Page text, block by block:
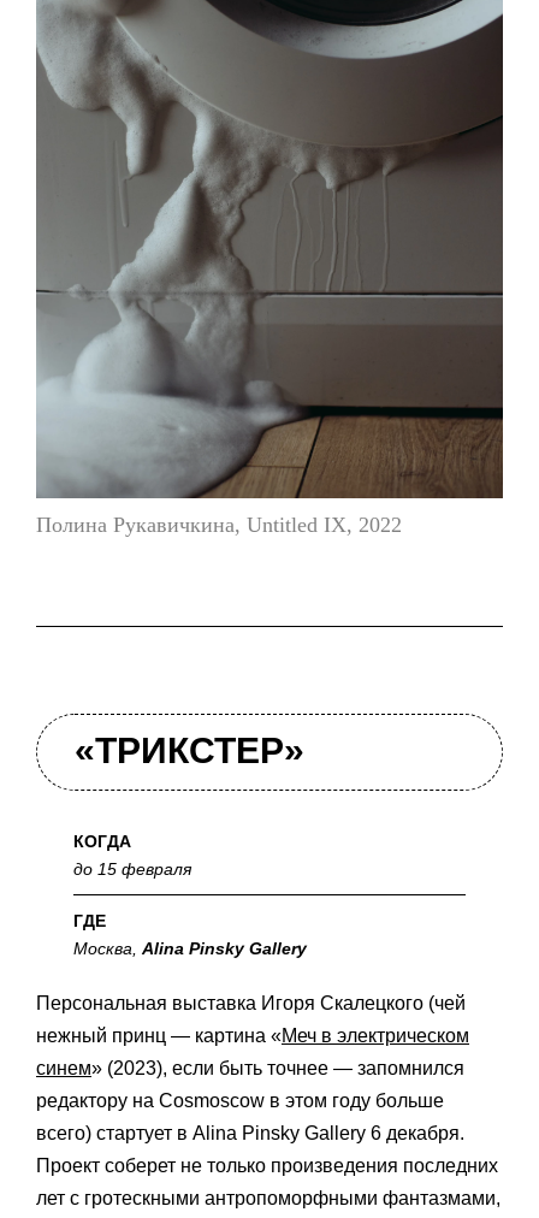
Полина Рукавичкина, Untitled IX, 2022
«ТРИКСТЕР»
КОГДА
до 15 февраля
ГДЕ
Москва, Alina Pinsky Gallery
Персональная выставка Игоря Скалецкого (чей
нежный принц — картина «Меч в электрическом
синем» (2023), если быть точнее — запомнился
редактору на Cosmoscow в этом году больше
всего) стартует в Alina Pinsky Gallery 6 декабря.
Проект соберет не только произведения последних
лет с гротескными антропоморфными фантазмами,